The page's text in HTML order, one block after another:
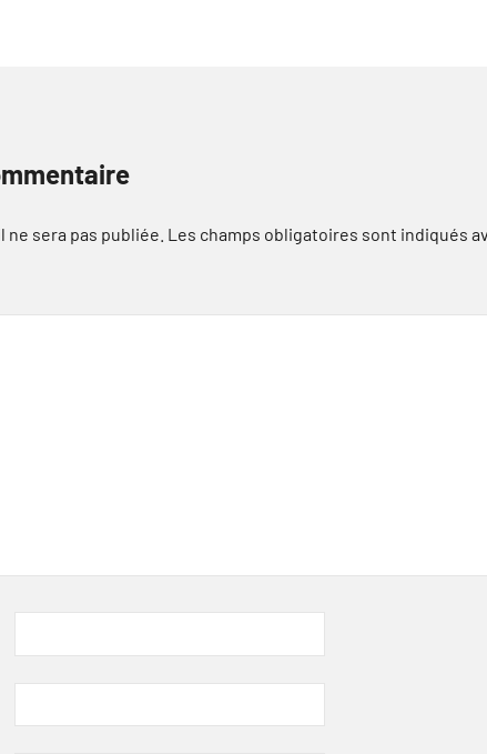
sera pas publiée. Les champs obligatoires sont indiqués